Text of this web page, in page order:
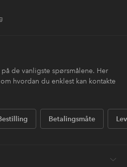
de vanligste spørsmålene. Her
hvordan du enklest kan kontakte
Betalingsmåte